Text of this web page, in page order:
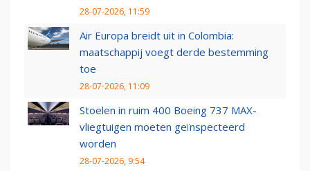
28-07-2026, 11:59
Air Europa breidt uit in Colombia:
maatschappij voegt derde bestemming
toe
28-07-2026, 11:09
Stoelen in ruim 400 Boeing 737 MAX-
vliegtuigen moeten geïnspecteerd
worden
28-07-2026, 9:54